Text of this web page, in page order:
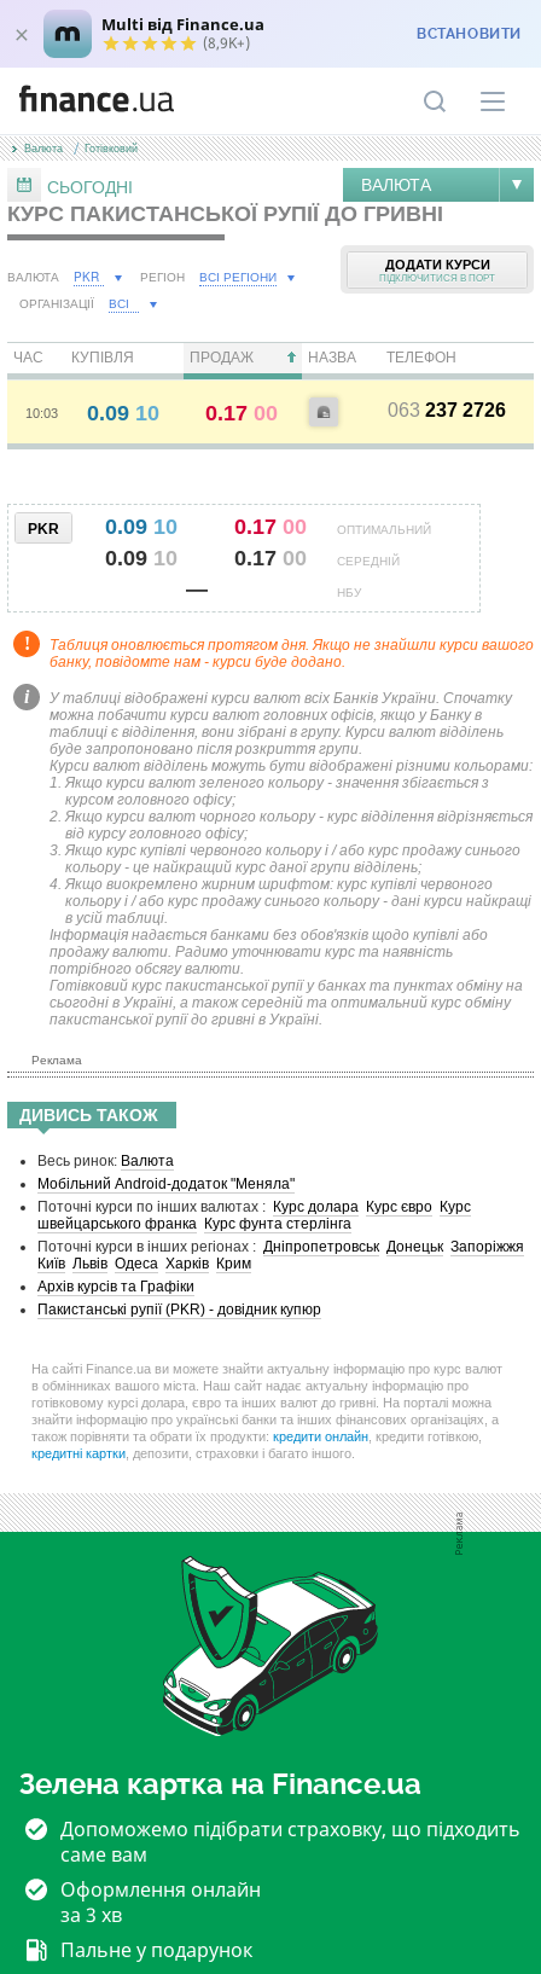
Multi від Finance.ua
(8,9K+) ВСТАНОВИТИ
Валюта Готівковий
ВАЛЮТА
СЬОГОДНІ
КУРС ПАКИСТАНСЬКОЇ РУПІЇ ДО ГРИВНІ
ДОДАТИ КУРСИ
ПІДКЛЮЧИТИСЯ В ПОРТ
ВАЛЮТА PKR РЕГІОН ВСІ РЕГІОНИ
ОРГАНІЗАЦІЇ ВСІ
ЧАС КУПІВЛЯ ПРОДАЖ НАЗВА ТЕЛЕФОН
10:03 0.09 10 0.17 00 063 237 2726
PKR 0.09 10 0.17 00 ОПТИМАЛЬНИЙ
0.09 10 0.17 00 СЕРЕДНІЙ
— НБУ
!
Таблиця оновлюється протягом дня. Якщо не знайшли курси вашого
банку, повідомте нам - курси буде додано.
i
У таблиці відображені курси валют всіх Банків України. Спочатку
можна побачити курси валют головних офісів, якщо у Банку в
таблиці є відділення, вони зібрані в групу. Курси валют відділень
буде запропоновано після розкриття групи.
Курси валют відділень можуть бути відображені різними кольорами:
Якщо курси валют зеленого кольору - значення збігається з
курсом головного офісу;
Якщо курси валют чорного кольору - курс відділення відрізняється
від курсу головного офісу;
Якщо курс купівлі червоного кольору і / або курс продажу синього
кольору - це найкращий курс даної групи відділень;
Якщо виокремлено жирним шрифтом: курс купівлі червоного
кольору і / або курс продажу синього кольору - дані курси найкращі
в усій таблиці.
Інформація надається банками без обов'язків щодо купівлі або
продажу валюти. Радимо уточнювати курс та наявність
потрібного обсягу валюти.
Готівковий курс пакистанської рупії у банках та пунктах обміну на
сьогодні в Україні, а також середній та оптимальний курс обміну
пакистанської рупії до гривні в Україні.
Реклама
ДИВИСЬ ТАКОЖ
Весь ринок: Валюта
Мобільний Android-додаток "Меняла"
Поточні курси по інших валютах : Курс долара Курс євро Курс
швейцарського франка Курс фунта стерлінга
Поточні курси в інших регіонах : Дніпропетровськ Донецьк Запоріжжя
Київ Львів Одеса Харків Крим
Архів курсів та Графіки
Пакистанські рупії (PKR) - довідник купюр
На сайті Finance.ua ви можете знайти актуальну інформацію про курс валют
в обмінниках вашого міста. Наш сайт надає актуальну інформацію про
готівковому курсі долара, євро та інших валют до гривні. На порталі можна
знайти інформацію про українські банки та інших фінансових організаціях, а
також порівняти та обрати їх продукти: кредити онлайн , кредити готівкою,
кредитні картки , депозити, страховки і багато іншого.
Зелена картка на Finance.ua
Допоможемо підібрати страховку, що підходить
саме вам
Оформлення онлайн
за 3 хв
Пальне у подарунок